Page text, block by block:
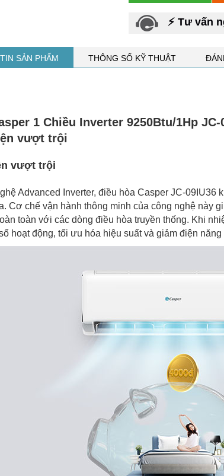
⚡ Tư vấn
SẢN PHẨM THÔNG SỐ KỸ THUẬT
1 Chiều Inverter 9250Btu/1Hp
vượt trội
vượt trội
Advanced Inverter, điều hòa Casper JC-09IU36
Cơ chế vận hành thông minh của công nghệ này
toàn với các dòng điều hòa truyền thống. Khi
hoạt động, tối ưu hóa hiệu suất và giảm điện